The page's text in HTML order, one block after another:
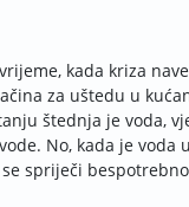
kada kriza
za uštedu u
štednja je voda,
No, kada je
spriječi